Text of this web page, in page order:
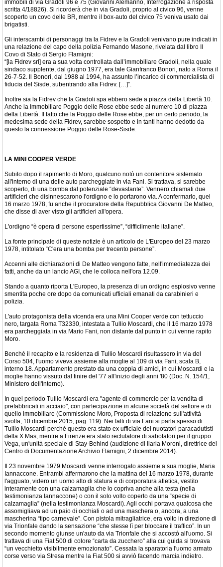
immobili di via Gradoli 96 e 75 (Giovanni Alemanno, Interrogazione a risposta
scritta 4/18826). Si ricorderà che in via Gradoli, proprio al civico 96, venne
scoperto un covo delle BR, mentre il box-auto del civico 75 veniva usato dai
brigatisti.
Gli interscambi di personaggi tra la Fidrev e la Gradoli venivano pure indicati in
una relazione del capo della polizia Fernando Masone, rivelata dal libro Il
Covo di Stato di Sergio Flamigni:
“[la Fidrev srl] era a sua volta controllata dall’immobiliare Gradoli, nella quale
sindaco supplente, dal giugno 1977, era tale Gianfranco Bonori, nato a Roma il
26-7-52. Il Bonori, dal 1988 al 1994, ha assunto l’incarico di commercialista di
fiducia del Sisde, subentrando alla Fidrev. […]”.
Inoltre sia la Fidrev che la Gradoli spa ebbero sede a piazza della Libertà 10.
Anche la Immobiliare Poggio delle Rose ebbe sede al numero 10 di piazza
della Libertà. Il fatto che la Poggio delle Rose ebbe, per un certo periodo, la
medesima sede della Fidrev, sarebbe sospetto e in tanti hanno dedotto da
questo la connessione Poggio delle Rose-Sisde.
LA MINI COOPER VERDE
Subito dopo il rapimento di Moro, qualcuno notò un contenitore sistemato
all'interno di una delle auto parcheggiate in via Fani. Si trattava, si sarebbe
scoperto, di una bomba dal potenziale “devastante”. Vennero chiamati due
artificieri che disinnescarono l'ordigno e lo portarono via. A confermarlo, quel
16 marzo 1978, fu anche il procuratore della Repubblica Giovanni De Matteo,
che disse di aver visto gli artificieri all'opera.
L'ordigno “è opera di persone espertissime”, “difficilmente italiane”.
La fonte principale di queste notizie è un articolo de L'Europeo del 23 marzo
1978, intitolato “C'era una bomba per trecento persone”.
Accenni alle dichiarazioni di De Matteo vengono fatte, nell'immediatezza dei
fatti, anche da un lancio AGI, che le colloca nell'ora 12.09.
Stando a quanto riporta L'Europeo, la presenza di un ordigno esplosivo venne
smentita poche ore dopo da comunicati ufficiali emanati da carabinieri e
polizia.
L'auto protagonista della vicenda era una Mini Cooper verde con tettuccio
nero, targata Roma T32330, intestata a Tullio Moscardi, che il 16 marzo 1978
era parcheggiata in via Mario Fani, non distante dal punto in cui venne rapito
Moro.
Benché il recapito e la residenza di Tullio Moscardi risultassero in via del
Corso 504, l'uomo viveva assieme alla moglie al 109 di via Fani, scala B,
interno 18. Appartamento prestato da una coppia di amici, in cui Moscardi e la
moglie hanno vissuto dal finire del '77 all'inizio degli anni '80 (Doc. N. 154/1,
Ministero dell'Interno).
In quel periodo Tullio Moscardi era "agente di commercio per la vendita di
prefabbricati in acciaio", con partecipazione in alcune società del settore e di
quello immobiliare (Commissione Moro, Proposta di relazione sull'attività
svolta, 10 dicembre 2015, pag. 119). Nei fatti di via Fani si parla spesso di
Tullio Moscardi perché questo era stato ex ufficiale dei nuotatori paracadutisti
della X Mas, mentre a Firenze era stato reclutatore di sabotatori per il gruppo
Vega, un'unità speciale di Stay-Behind (audizione di Ilaria Moroni, direttrice del
Centro di Documentazione Archivio Flamigni, 2 dicembre 2014).
Il 23 novembre 1979 Moscardi venne interrogato assieme a sua moglie, Maria
Iannaccone. Entrambi affermarono che la mattina del 16 marzo 1978, durante
l'agguato, videro un uomo alto di statura e di corporatura atletica, vestito
interamente con una calzamaglia che lo copriva anche alla testa (nella
testimonianza Iannaccone) o con il solo volto coperto da una “specie di
calzamaglia” (nella testimonianza Moscardi). Agli occhi portava qualcosa che
assomigliava ad un paio di occhiali o ad una maschera o, ancora, a una
mascherina “tipo carnevale”. Con pistola mitragliatrice, era volto in direzione di
via Trionfale dando la sensazione “che stesse lì per bloccare il traffico”. In un
secondo momento giunse un'auto da via Trionfale che si accostò all'uomo. Si
trattava di una Fiat 500 di colore “carta da zucchero” alla cui guida si trovava
“un vecchietto visibilmente emozionato”. Cessata la sparatoria l'uomo armato
corse verso via Stresa mentre la Fiat 500 si avviò facendo marcia indietro.